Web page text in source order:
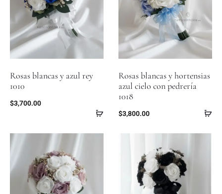
Rosas blancas y azul rey
1010
$3,700.00
Rosas blancas y hortensias
azul cielo con pedrería
1018
$3,800.00